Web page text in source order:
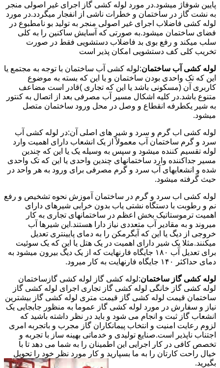
پایین شوفاژ میشود.در مورد لوله کشی گاز اجرای غیر اصولی منجر
به نشت گاز در ساختمان و خطرات ناشی از انفجار میگردد.در مورد
لوله کشی فاضلاب اجرای غیر اصولی منجر به تولید بو نامطبوع در
فضای ساختمان میشود.به صورتی که آسایش ساکنین را به کلی
سلب میکند و رفع بوی بد فاضلاب دستشویی فقط در صورت
تخریب کلی کف دستشویی امکان پذیر است
لوله کشی آب ساختمان:لوله کشی آب ساختمان با توجه به مجتمع یا
این که تک واحدی بودن ساختمان و یا این که بسته به موضوع
کاربری آن (مسکونی باشد یا این که تجاری )قادر است مضاعف
متنوع باشد.در کلیه اشکال مسیر آب مصرفی بعد از اتصال به کنتور
به شیر یکطرفه انقطاع و وصل در محل ورود ساختمان متصل
میشود.
لوله کشی اب گرم و سرد و شیر های اصلی آن:در لوله کشی آب
سرد و گرم ساختمان آب معمولاً از یک انشعاب دارای اهمیت وارد
لوله تقسیم کننده میشود و سپس به وسیله یک یا این که چندین
مسیر جداکننده وارد ساختمانهای چندین واحدی یا این که تک واحدی
شده و انشعابهای آب سرد و گرم مصرفی برای ورود به هر واحد در
حیث گرفته میشود.
لوله کشی اب سرد و گرم در ساختمان آموزش نحوه تشخیص و رفع
نم و رطوبت با دستگاه نشتی یاب بدون خرابی شیرهای دارای
اهمیت ترموستاتیک بخش اعظم در ساختمانهای تجاری به کار
میروند و به مقادیر آب متعددی نیاز دارا هستند.این شیرها آب
خروجی از دیگ یا این که آبگرمکن را به دمای پایینتری تعدیل
میکنند.مثلا یک شیر دارای اهمیت در یک هتل یا این که یک سوئیت
برای تعدیل آب ۱۸۰ جایگاه فارنهایت که از یک دیگ بیرون میشود به
دمای حداکثر ۱۴۰ جایگاه فارنهایت به کار میرود.
لوله کشی گاز ساختمان:لوله کشی گاز لوله کشی گازساختمان
لوله کشی گاز خانگی لوله کشی گاز تجاری اجرای لوله کشی گاز
ساختمان قیمت لوله کشی گاز قیمت متری لوله کشی گاز بیشترین
نیاز و سفارش در مورد لوله کشی گاز عموما به منظور جابجایی یک
انشعاب گاز ثبت و انجام می شود و باید در نظر داشته باشید که
لزوم رعایت امنیت و انتخاب پیمانکاران گاز مجرب و باتجربه امری
اجتناب ناپذیر است.صنایع تولیدی و خدماتی بهینه ساز با تجربه و
تخصص کافی در کار اجرایی این اطمینان را به شما می دهد تا با
خیال راحت کارتان را به ما بسپارید و کار مورد نظر خود را تحویل
بگیرید.